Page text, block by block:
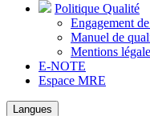
Politique Qualité
Engagement
Manuel de
Mentions
E-NOTE
Espace MRE
Langues